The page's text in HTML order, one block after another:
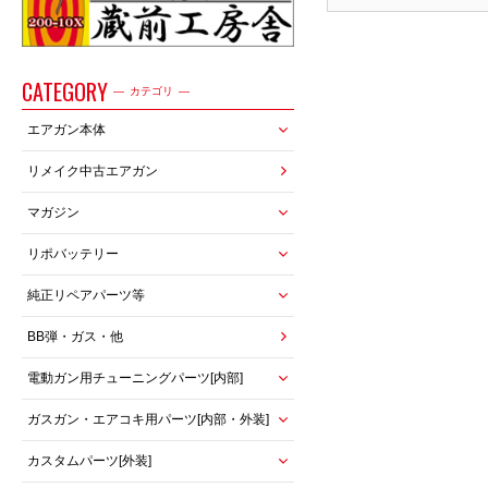
CATEGORY カテゴリ
エアガン本体
リメイク中古エアガン
マガジン
リポバッテリー
純正リペアパーツ等
BB弾・ガス・他
電動ガン用チューニングパーツ[内部]
ガスガン・エアコキ用パーツ[内部・外装]
カスタムパーツ[外装]